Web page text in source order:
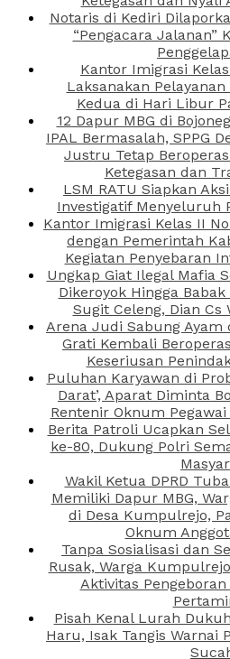
Notaris di Kediri
“Pengacara Jalanan”
Kantor Imigrasi
Laksanakan
Kedua di Hari Libur
12 Dapur MBG di
IPAL Bermasalah, SPPG
Justru Tetap
Ketegasan dan
LSM RATU Siapkan
Investigatif Menyeluruh
Kantor Imigrasi Kelas II
dengan Pemerintah
Kegiatan Penyebaran
Ungkap Giat Ilegal Mafia
Dikeroyok Hingga
Sugit Celeng, Dian Cs
Arena Judi Sabung Ayam
Grati Kembali
Keseriusan
Puluhan Karyawan di
Darat’, Aparat Diminta
Rentenir Oknum
Berita Patroli Ucapkan
ke-80, Dukung Polri
Wakil Ketua DPRD
Memiliki Dapur MBG,
di Desa Kumpulrejo,
Oknum
Tanpa Sosialisasi dan
Rusak, Warga
Aktivitas Pengeboran
Pisah Kenal Lurah
Haru, Isak Tangis Warnai